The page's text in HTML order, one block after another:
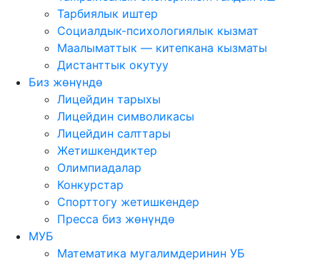
Тарбиялык иштер
Социалдык-психологиялык кызмат
Маалыматтык — китепкана кызматы
Дистанттык окутуу
Биз жөнүндө
Лицейдин тарыхы
Лицейдин символикасы
Лицейдин салттары
Жетишкендиктер
Олимпиадалар
Конкурстар
Спорттогу жетишкендер
Пресса биз жөнүндө
МУБ
Математика мугалимдеринин УБ